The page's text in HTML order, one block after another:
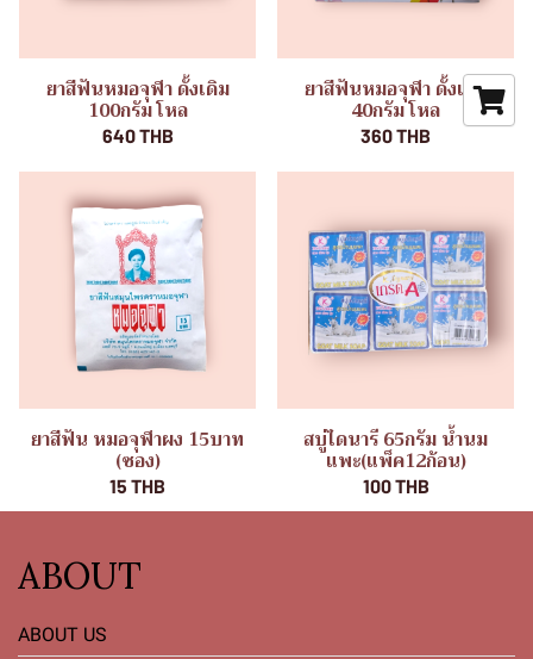
ยาสีฟันหมอจุฬา ดั้งเดิม
100กรัม โหล
640 THB
ยาสีฟันหมอจุฬา ดั้งเดิม
40กรัม โหล
360 THB
ยาสีฟัน หมอจุฬาผง 15บาท
(ซอง)
15 THB
สบู่ไดนารี 65กรัม น้ำนม
แพะ(แพ็ค12ก้อน)
100 THB
ABOUT
ABOUT US